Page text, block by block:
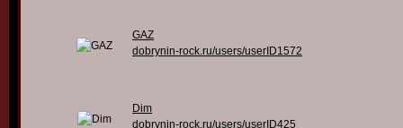
GAZ
dobrynin-rock.ru/users/userID1572
Dim
dobrynin-rock.ru/users/userID425